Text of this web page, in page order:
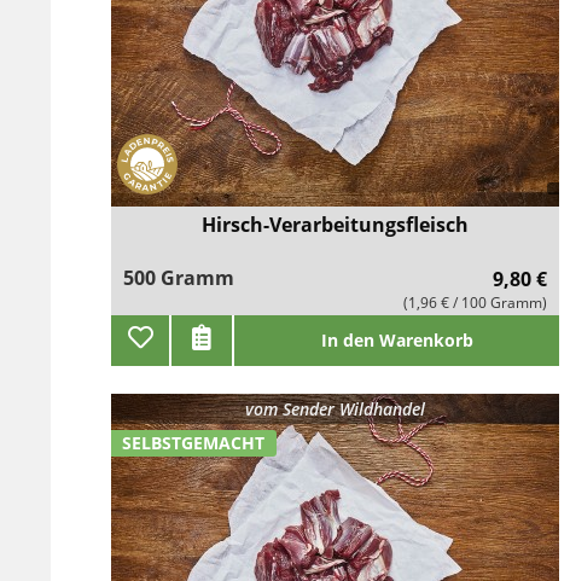
Hirsch-Verarbeitungsfleisch
500 Gramm
9,80 €
(1,96 € / 100 Gramm)
In den Warenkorb
SELBSTGEMACHT
vomSender Wildhandel